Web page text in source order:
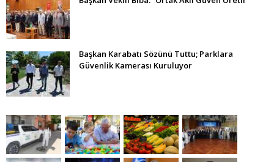
Başkan Karabatı Sözünü Tuttu; Parklara
Güvenlik Kamerası Kuruluyor